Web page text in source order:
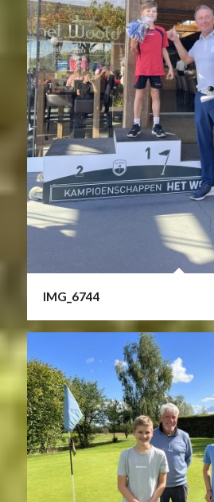
IMG_6744